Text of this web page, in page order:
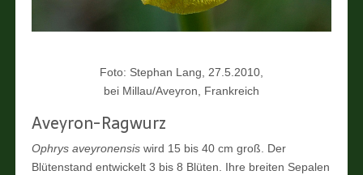
Foto: Stephan Lang, 27.5.2010,
bei Millau/Aveyron, Frankreich
Aveyron-Ragwurz
Ophrys aveyronensis wird 15 bis 40 cm groß. Der
Blütenstand entwickelt 3 bis 8 Blüten. Ihre breiten Sepalen